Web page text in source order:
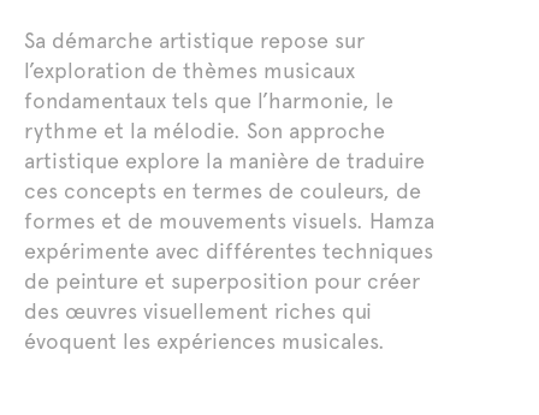
Sa démarche artistique repose sur
l’exploration de thèmes musicaux
fondamentaux tels que l’harmonie, le
rythme et la mélodie. Son approche
artistique explore la manière de traduire
ces concepts en termes de couleurs, de
formes et de mouvements visuels. Hamza
expérimente avec différentes techniques
de peinture et superposition pour créer
des œuvres visuellement riches qui
évoquent les expériences musicales.